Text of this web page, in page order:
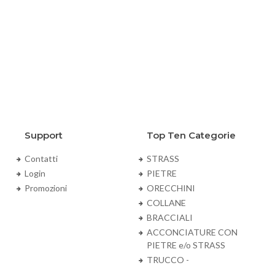
Support
Contatti
Login
Promozioni
Top Ten Categorie
STRASS
PIETRE
ORECCHINI
COLLANE
BRACCIALI
ACCONCIATURE CON
PIETRE e/o STRASS
TRUCCO -